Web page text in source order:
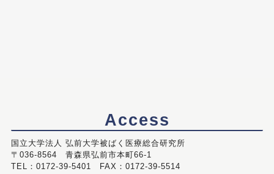
Access
国立大学法人 弘前大学被ばく医療総合研究所
〒036-8564 青森県弘前市本町66-1
TEL：0172-39-5401 FAX：0172-39-5514